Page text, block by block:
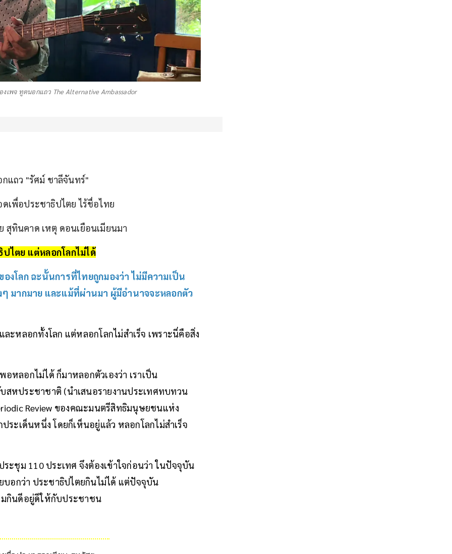
เพจ ทูตนอกแถว The Alternative Ambassador
แถว "รัศม์ ชาลีจันทร์"
เพื่อประชาธิปไตย ไร้ชื่อไทย
สุทินคาด เหตุ ดอนเยือนเมียนมา
ไตย แต่หลอกโลกไม่ได้
งโลก ฉะนั้นการที่ไทยถูกมองว่า ไม่มีความเป็น
มากมาย และแม้ที่ผ่านมา ผู้มีอำนาจจะหลอกตัว
ะหลอกทั้งโลก แต่หลอกโลกไม่สำเร็จ เพราะนี่คือสิ่ง
พอหลอกไม่ได้ ก็มาหลอกตัวเองว่า เราเป็น
หประชาชาติ (นำเสนอรายงานประเทศทบทวน
Review ของคณะมนตรีสิทธิมนุษยชนแห่ง
ะเด็นหนึ่ง โดยก็เห็นอยู่แล้ว หลอกโลกไม่สำเร็จ
ะชุม 110 ประเทศ จึงต้องเข้าใจก่อนว่า ในปัจจุบัน
บอกว่า ประชาธิปไตยกินไม่ได้ แต่ปัจจุบัน
มกินดีอยู่ดีให้กับประชาชน